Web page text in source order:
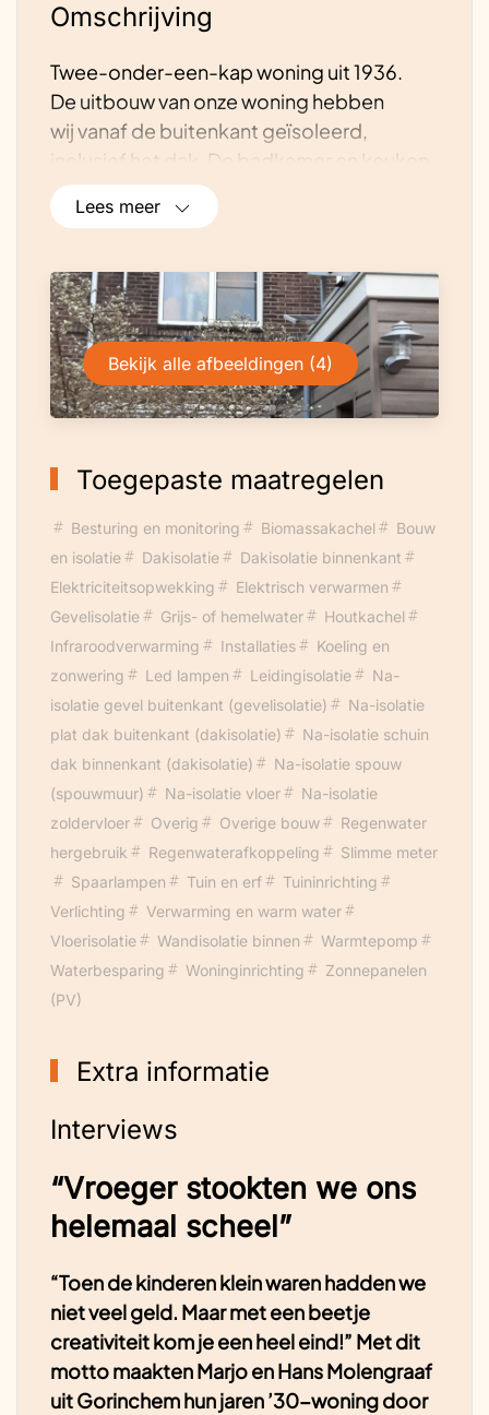
Omschrijving
Twee-onder-een-kap woning uit 1936.
De uitbouw van onze woning hebben
wij vanaf de buitenkant geïsoleerd,
inclusief het dak. De badkamer en keuken
die zich in de uitbouw bevinden hebben
beiden een infraroodpaneel.De rest van
spouwmuurisolatie en de logische
maatregelen zoals dubbel glas, zolder- en
vloerisolatie.
In de tuin hebben we een
regenwateropvangtank van 2000 liter
met een hydrofoorpomp naar het toilet en
baan van houten planken in onze tuin voor
presentatie over de woning >
Lees meer
Bekijk alle afbeeldingen (4)
Toegepaste maatregelen
Besturing en monitoring Biomassakachel
Bouw
en isolatie
Dakisolatie
Dakisolatie binnenkant
Elektriciteitsopwekking
Elektrisch verwarmen
Gevelisolatie
Grijs- of hemelwater
Houtkachel
Infraroodverwarming
Installaties
Koeling en
zonwering
Led lampen Leidingisolatie
Na-
isolatie gevel buitenkant (gevelisolatie)
Na-isolatie
plat dak buitenkant (dakisolatie)
Na-isolatie schuin
dak binnenkant (dakisolatie)
Na-isolatie spouw
(spouwmuur)
Na-isolatie vloer
Na-isolatie
zoldervloer
Overig Overige bouw
Regenwater
hergebruik
Regenwaterafkoppeling
Slimme meter
Spaarlampen
Tuin en erf
Tuininrichting
Verlichting
Verwarming en warm water
Vloerisolatie
Wandisolatie binnen
Warmtepomp
Waterbesparing
Woninginrichting
Zonnepanelen
(PV)
Extra informatie
Interviews
“Vroeger stookten we ons
helemaal scheel”
“Toen de kinderen klein waren hadden we
niet veel geld. Maar met een beetje
creativiteit kom je een heel eind!” Met dit
motto maakten Marjo en Hans Molengraaf
uit Gorinchem hun jaren ’30-woning door